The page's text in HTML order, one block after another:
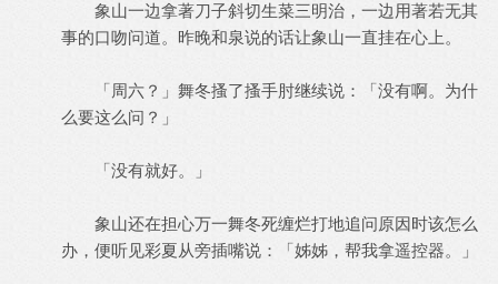
象山一边拿著刀子斜切生菜三明治，一边用著若无其
事的口吻问道。昨晚和泉说的话让象山一直挂在心上。
「周六？」舞冬搔了搔手肘继续说：「没有啊。为什
么要这么问？」
「没有就好。」
象山还在担心万一舞冬死缠烂打地追问原因时该怎么
办，便听见彩夏从旁插嘴说：「姊姊，帮我拿遥控器。」